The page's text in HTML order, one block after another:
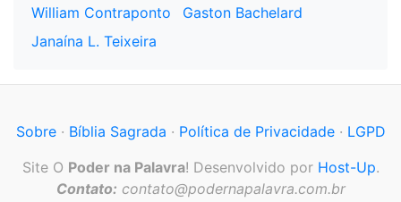
William Contraponto
Gaston Bachelard
Janaína L. Teixeira
Sobre· Bíblia Sagrada · Política de Privacidade· LGPD
Site O Poder na Palavra! Desenvolvido por Host-Up.
Contato: contato@podernapalavra.com.br